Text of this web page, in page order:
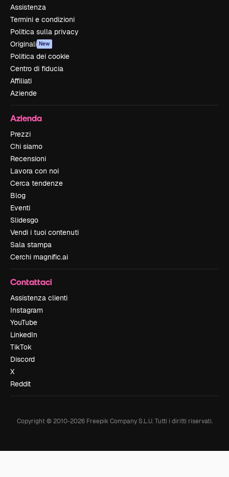
Assistenza
Termini e condizioni
Politica sulla privacy
Originali New
Politica dei cookie
Centro di fiducia
Affiliati
Aziende
Azienda
Prezzi
Chi siamo
Recensioni
Lavora con noi
Cerca tendenze
Blog
Eventi
Slidesgo
Vendi i tuoi contenuti
Sala stampa
Cerchi magnific.ai
Contattaci
Assistenza clienti
Instagram
YouTube
LinkedIn
TikTok
Discord
X
Reddit
Copyright © 2010-2026Freepik Company S.L.U. Tutti i diritti riservati.